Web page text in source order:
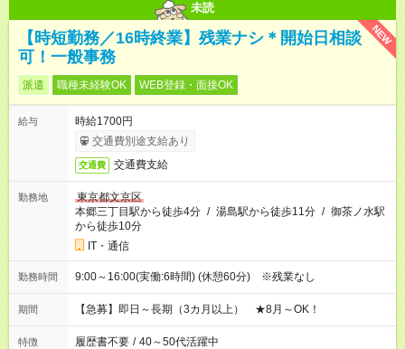
未読
NEW
【時短勤務／16時終業】残業ナシ＊開始日相談
可！一般事務
派遣 職種未経験OK WEB登録・面接OK
給与
時給1700円
交通費別途支給あり
交通費 交通費支給
勤務地
東京都文京区
本郷三丁目駅から徒歩4分 / 湯島駅から徒歩11分 / 御茶ノ水駅
から徒歩10分
IT・通信
勤務時間 9:00～16:00(実働:6時間) (休憩60分) ※残業なし
期間 【急募】即日～長期（3カ月以上） ★8月～OK！
特徴 履歴書不要 / 40～50代活躍中